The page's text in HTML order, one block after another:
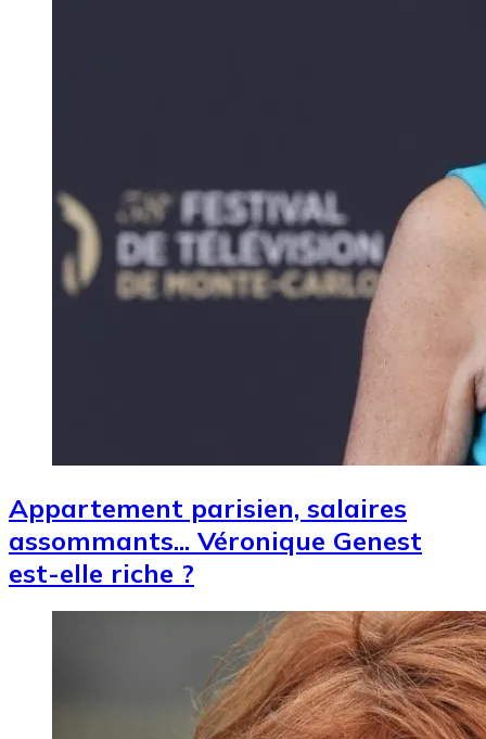
Appartement parisien, salaires
assommants... Véronique Genest
est-elle riche ?